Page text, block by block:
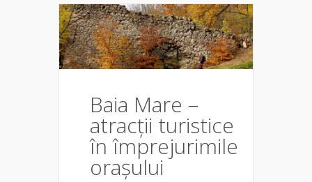
Baia Mare –
atracții turistice
în împrejurimile
orașului